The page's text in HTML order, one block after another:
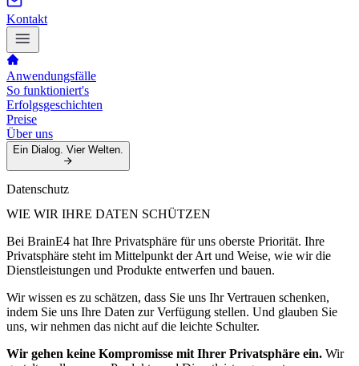
Kontakt
Anwendungsfälle
So funktioniert's
Erfolgsgeschichten
Preise
Über uns
Ein Dialog. Vier Welten.
Datenschutz
WIE WIR IHRE DATEN SCHÜTZEN
Bei BrainE4 hat Ihre Privatsphäre für uns oberste Priorität. Ihre
Privatsphäre steht im Mittelpunkt der Art und Weise, wie wir die
Dienstleistungen und Produkte entwerfen und bauen.
Wir wissen es zu schätzen, dass Sie uns Ihr Vertrauen schenken,
indem Sie uns Ihre Daten zur Verfügung stellen. Und glauben Sie
uns, wir nehmen das nicht auf die leichte Schulter.
Wir gehen keine Kompromisse mit Ihrer Privatsphäre ein. Wir